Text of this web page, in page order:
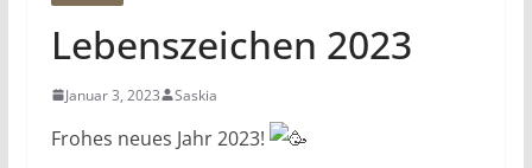
Lebenszeichen 2023
Januar 3, 2023 Saskia
Frohes neues Jahr 2023!